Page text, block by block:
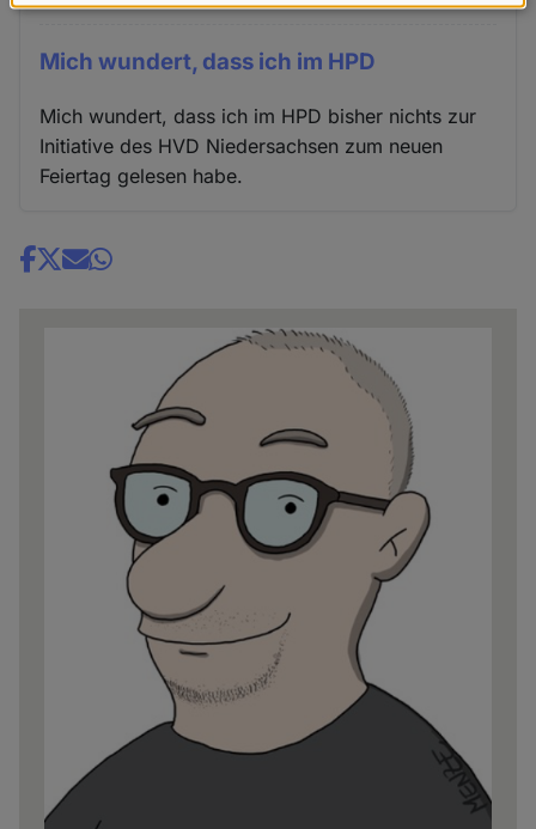
Mich wundert, dass ich im HPD
Mich wundert, dass ich im HPD bisher nichts zur
Initiative des HVD Niedersachsen zum neuen
Feiertag gelesen habe.
Share
Daten
und